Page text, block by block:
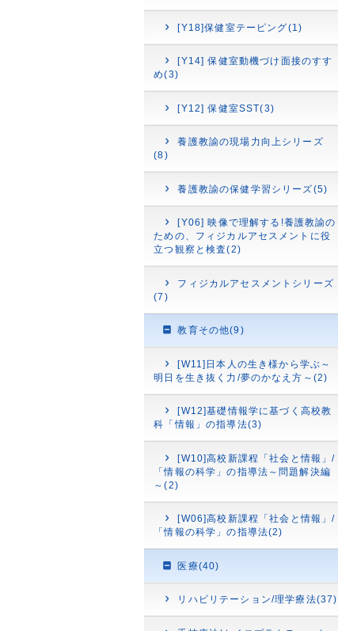
[Y18]保健室テーピング(1)
[Y14] 保健室動機づけ面接のすす
め(3)
[Y12] 保健室SST(3)
養護教諭の現場力向上シリーズ
(8)
養護教諭の保健学習シリーズ(5)
[Y06] 映像で理解する!養護教諭の
ための、フィジカルアセスメントに役
立つ観察と検査(2)
フィジカルアセスメントシリーズ
(7)
教育その他(9)
[W11]日本人の生き様から学ぶ～
明日を生き抜く力/夢のかなえ方～(2)
[W12]基礎情報学に基づく高校教
科「情報」の指導法(3)
[W10]高校新課程「社会と情報」/
「情報の科学」の指導法～問題解決編
～(2)
[W06]高校新課程「社会と情報」/
「情報の科学」の指導法(2)
医療(40)
リハビリテーション/理学療法(37)